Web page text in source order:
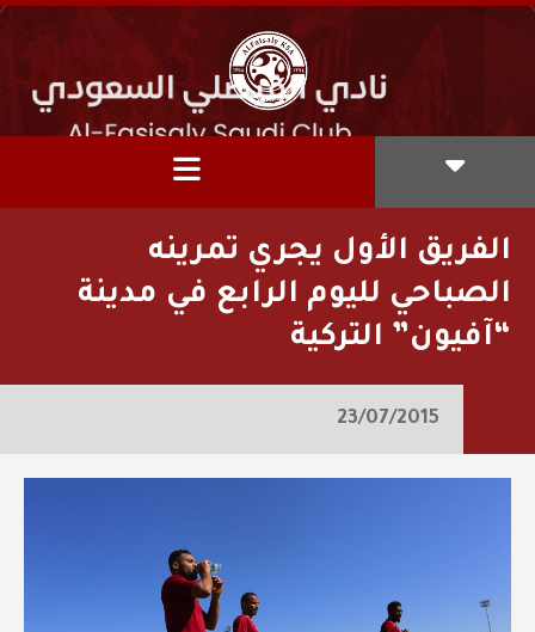
الفريق الأول يجري تمرينه
الصباحي لليوم الرابع في مدينة
“آفيون” التركية
23/07/2015